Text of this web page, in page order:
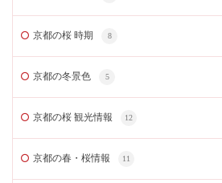
京都の桜 時期 8
京都の冬景色 5
京都の桜 観光情報 12
京都の春・桜情報 11